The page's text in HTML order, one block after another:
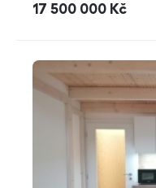
cena
17 500 000 Kč